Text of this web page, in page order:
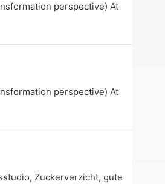
perspective) At
perspective) At
Zuckerverzicht, gute